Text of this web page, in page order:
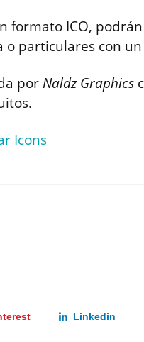
formato ICO,
o particulares con
porNaldz Graphics
Icons
Linkedin